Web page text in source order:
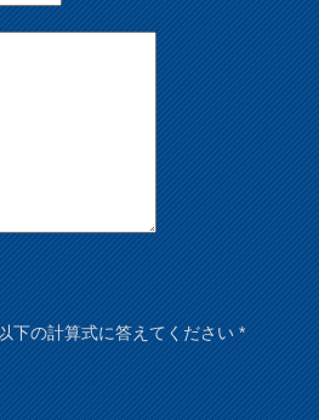
下の計算式に答えてください*